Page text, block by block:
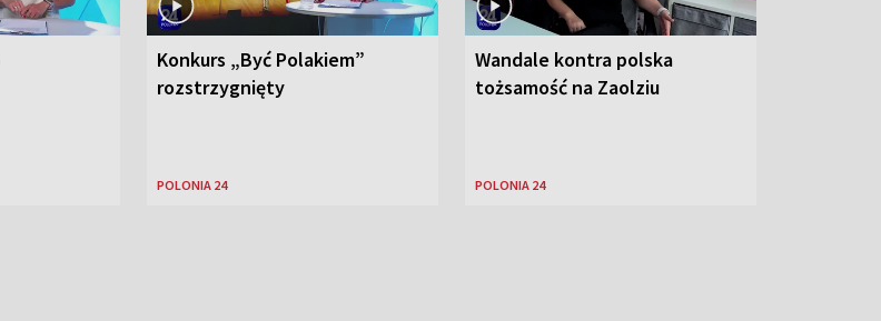
Konkurs „Być Polakiem”
rozstrzygnięty
POLONIA 24
Wandale kontra polska
tożsamość na Zaolziu
POLONIA 24